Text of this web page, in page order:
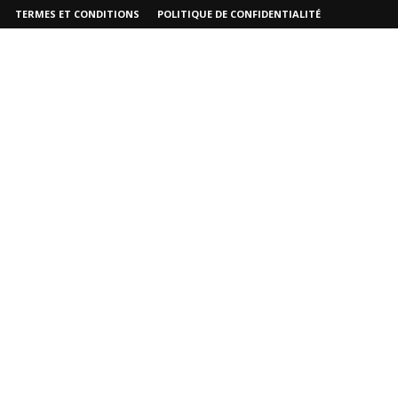
TERMES ET CONDITIONS POLITIQUE DE CONFIDENTIALITÉ